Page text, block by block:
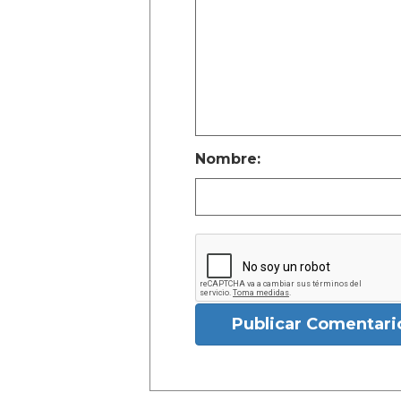
Nombre:
Publicar